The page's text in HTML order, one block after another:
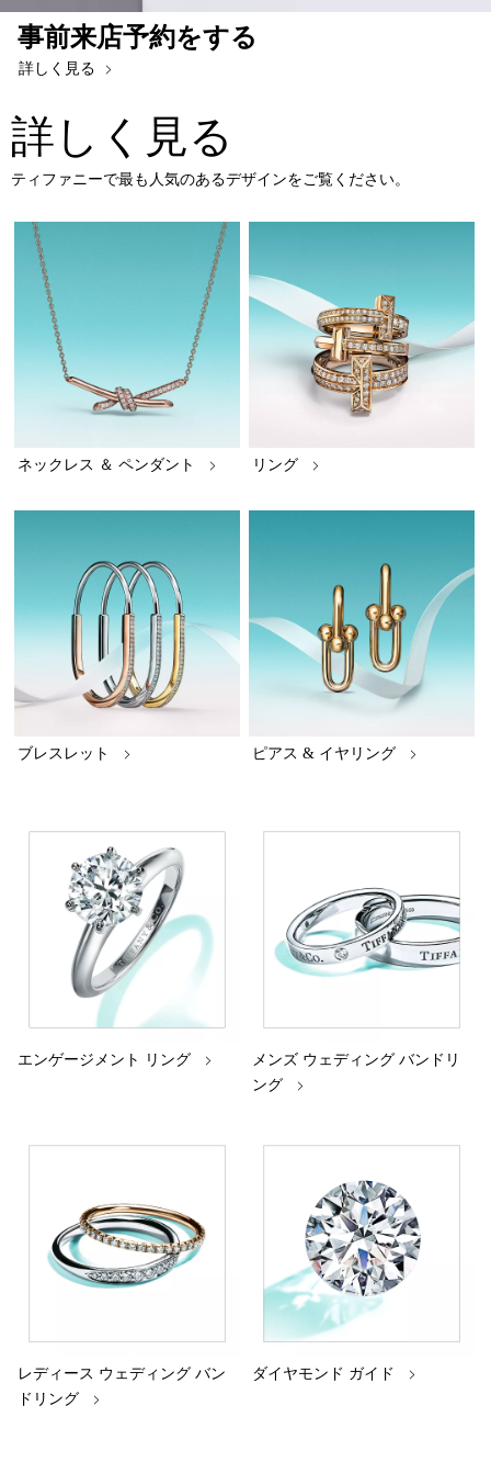
事前来店予約をする
詳しく見る
詳しく見る
ティファニーで最も人気のあるデザインをご覧ください。
ネックレス ＆ ペンダント リング
ブレスレット ピアス & イヤリング
エンゲージメント リング
メンズ ウェディング バンドリ
ング
レディース ウェディング バン
ドリング
ダイヤモンド ガイド